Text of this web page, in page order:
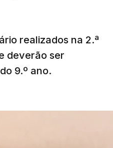
realizados na 2.ª
deverão ser
9.º ano.